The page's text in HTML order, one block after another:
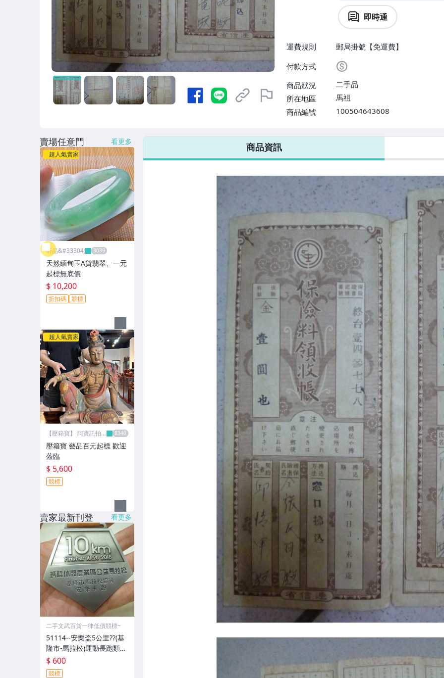
即時通
運費規則
郵局掛號【免運費】
付款方式
商品狀況
二手品
所在地區
馬祖
商品編號
100504643608
商品資訊
賣場任意門 看更多
超人氣賣家
昕品&#33304;
天然緬甸玉A貨翡翠、一元
起標無底價
$ 10,200
折扣碼 競標
超人氣賣家
【壓箱寶】 阿寶託拍
壓箱寶 藝品百元起標 歡迎
蒞臨
$ 5,600
競標
賣家最新刊登 看更多
二手文武百貨一律低價競標~
51114--安樂盃5公里??(基
隆市-馬拉松)運動長跑類20
18年-精緻獎牌??紀念章??
(金屬材質-郵寄免運費)
$ 600
競標